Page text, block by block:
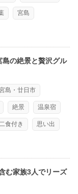
宮島
の絶景と贅沢グル
島・廿日市
絶景 温泉宿
食付き 思い出
む家族3人でリーズ